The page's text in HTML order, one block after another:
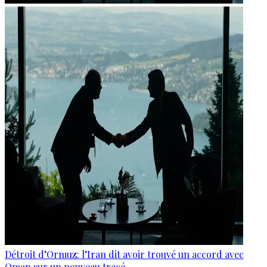
Détroit d’Ormuz: l’Iran dit avoir trouvé un accord avec